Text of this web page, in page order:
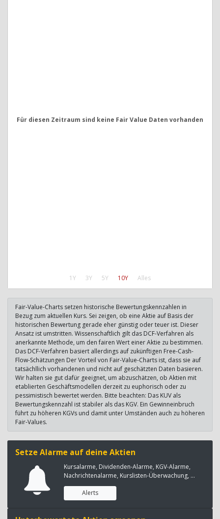
1Y 3Y 5Y 10Y Alles
Für diesen Zeitraum sind keine Fair Value Daten vorhanden
Fair-Value-Charts setzen historische Bewertungskennzahlen in
Bezug zum aktuellen Kurs. Sei zeigen, ob eine Aktie auf Basis der
historischen Bewertung gerade eher günstig oder teuer ist. Dieser
Ansatz ist umstritten. Wissenschaftlich gilt das DCF-Verfahren als
anerkannte Methode, um den fairen Wert einer Aktie zu bestimmen.
Das DCF-Verfahren basiert allerdings auf zukünftigen Free-Cash-
Flow-Schätzungen Der Vorteil von Fair-Value-Charts ist, dass sie auf
tatsächllich vorhandenen und nicht auf geschätzten Daten basieren.
Wir halten sie gut dafür geeignet, um abzuschätzen, ob Aktien mit
etablierten Geschäftsmodellen derzeit zu euphorisch oder zu
pessimistisch bewertet werden. Bitte beachten: Das KUV als
Bewertungskennzahl ist stabiler als das KGV. Ein Gewinneinbruch
führt zu höheren KGVs und damit unter Umständen auch zu höheren
Fair-Values.
Setze Alarme auf deine Aktien
Kursalarme, Dividenden-Alarme, KGV-Alarme,
Nachrichtenalarme, Kurslisten-Überwachung, ...
Alerts